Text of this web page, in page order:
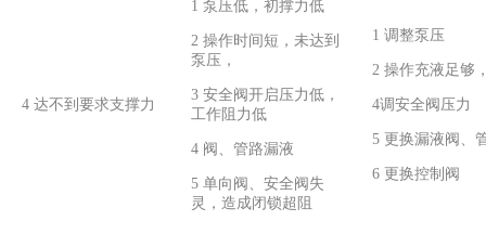
4 达不到要求支撑力
1 泵压低，初撑力低
2 操作时间短，未达到
泵压，
3 安全阀开启压力低，
工作阻力低
4 阀、管路漏液
5 单向阀、安全阀失
灵，造成闭锁超阻
1 调整泵压
2 操作充液足够
4调安全阀压力
5 更换漏液阀、
6 更换控制阀